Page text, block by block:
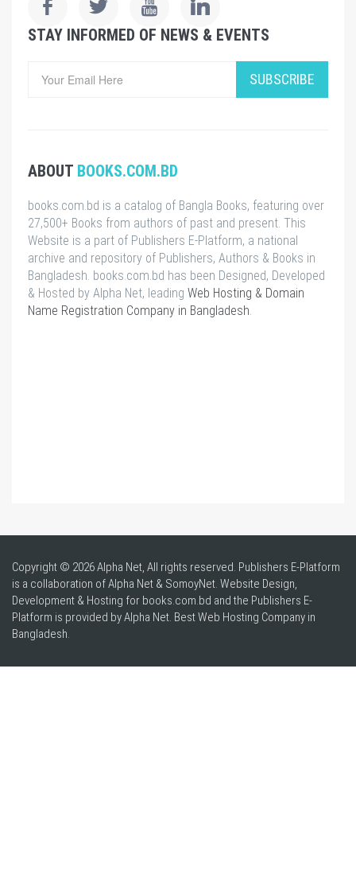
STAY INFORMED OF NEWS & EVENTS
SUBSCRIBE
ABOUT BOOKS.COM.BD
books.com.bd is a catalog of Bangla Books, featuring over
27,500+ Books from authors of past and present. This
Website is a part of Publishers E-Platform, a national
archive and repository of Publishers, Authors & Books in
Bangladesh. books.com.bd has been Designed, Developed
& Hosted by Alpha Net, leading Web Hosting & Domain
Name Registration Company in Bangladesh
Copyright © 2026 Alpha Net, All rights reserved. Publishers E-Platform
is a collaboration of Alpha Net & SomoyNet. Website Design,
Development & Hosting for books.com.bd and the Publishers E-
Platform is provided by Alpha Net. BestWeb Hosting Company in
Bangladesh.